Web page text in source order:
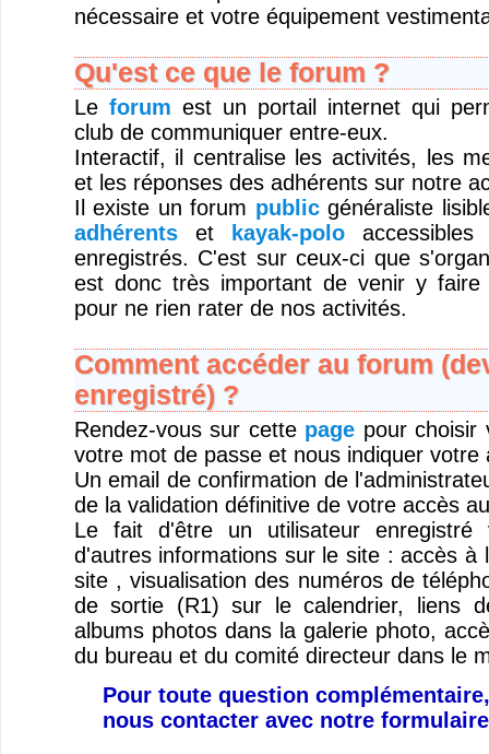
nécessaire et votre équipement
Qu'est ce que le forum ?
Le forum est un portail internet qui
club de communiquer entre-eux.
Interactif, il centralise les activités, les
et les réponses des adhérents sur notre
Il existe un forum publicgénéraliste
adhérentset kayak-poloaccessibles
enregistrés. C'est sur ceux-ci que
est donc très important de venir y faire
pour ne rien rater de nos activités.
Comment accéder au forum
enregistré) ?
Rendez-vous sur cette page pour choisir
votre mot de passe et nous indiquer votre
Un email de confirmation de
de la validation définitive de votre accès
Le fait d'être un utilisateur enregistré
d'autres informations sur le site : accès à
site , visualisation des numéros de
de sortie (R1) sur le calendrier, liens
albums photos dans la galerie photo,
du bureau et du comité directeur dans le
Pour toute question
nous contacter avec notre